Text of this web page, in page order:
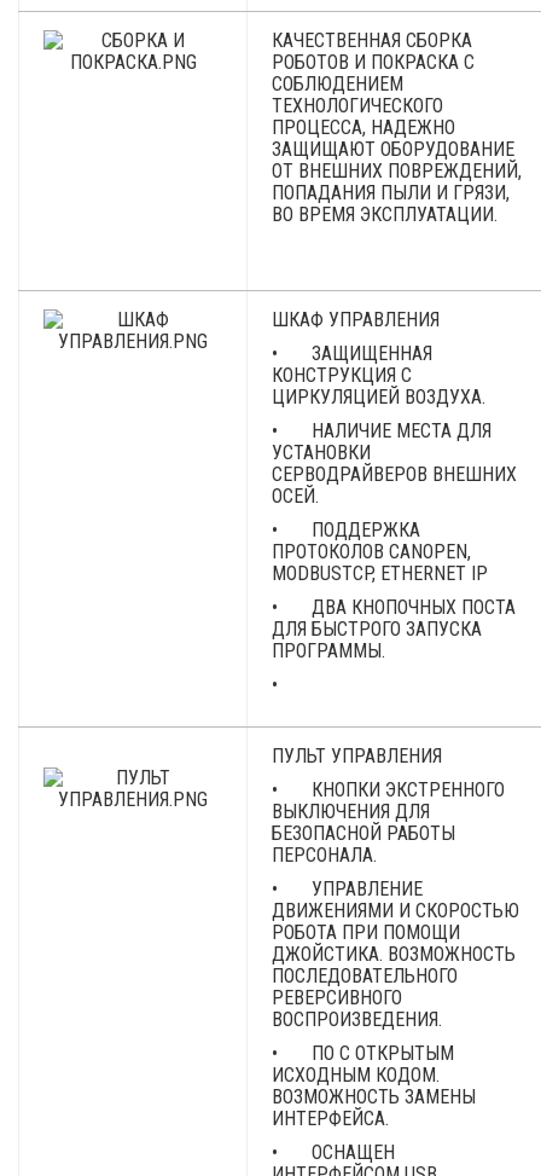
КАЧЕСТВЕННАЯ СБОРКА
РОБОТОВ И ПОКРАСКА С
СОБЛЮДЕНИЕМ
ТЕХНОЛОГИЧЕСКОГО
ПРОЦЕССА, НАДЕЖНО
ЗАЩИЩАЮТ ОБОРУДОВАНИЕ
ОТ ВНЕШНИХ ПОВРЕЖДЕНИЙ,
ПОПАДАНИЯ ПЫЛИ И ГРЯЗИ,
ВО ВРЕМЯ ЭКСПЛУАТАЦИИ.
ШКАФ УПРАВЛЕНИЯ
• ЗАЩИЩЕННАЯ
КОНСТРУКЦИЯ С
ЦИРКУЛЯЦИЕЙ ВОЗДУХА.
• НАЛИЧИЕ МЕСТА ДЛЯ
УСТАНОВКИ
СЕРВОДРАЙВЕРОВ ВНЕШНИХ
ОСЕЙ.
• ПОДДЕРЖКА
ПРОТОКОЛОВ CANOPEN,
MODBUSTCP, ETHERNET IP
• ДВА КНОПОЧНЫХ ПОСТА
ДЛЯ БЫСТРОГО ЗАПУСКА
ПРОГРАММЫ.
•
ПУЛЬТ УПРАВЛЕНИЯ
• КНОПКИ ЭКСТРЕННОГО
ВЫКЛЮЧЕНИЯ ДЛЯ
БЕЗОПАСНОЙ РАБОТЫ
ПЕРСОНАЛА.
• УПРАВЛЕНИЕ
ДВИЖЕНИЯМИ И СКОРОСТЬЮ
РОБОТА ПРИ ПОМОЩИ
ДЖОЙСТИКА. ВОЗМОЖНОСТЬ
ПОСЛЕДОВАТЕЛЬНОГО
РЕВЕРСИВНОГО
ВОСПРОИЗВЕДЕНИЯ.
• ПО С ОТКРЫТЫМ
ИСХОДНЫМ КОДОМ.
ВОЗМОЖНОСТЬ ЗАМЕНЫ
ИНТЕРФЕЙСА.
• ОСНАЩЕН